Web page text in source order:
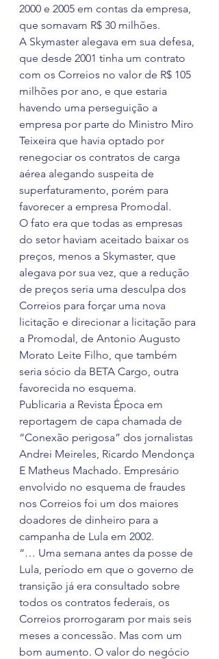
2000 e 2005 em contas da empresa,
que somavam R$ 30 milhões.
A Skymaster alegava em sua defesa,
que desde 2001 tinha um contrato
com os Correios no valor de R$ 105
milhões por ano, e que estaria
havendo uma perseguição a
empresa por parte do Ministro Miro
Teixeira que havia optado por
renegociar os contratos de carga
aérea alegando suspeita de
superfaturamento, porém para
favorecer a empresa Promodal.
O fato era que todas as empresas
do setor haviam aceitado baixar os
preços, menos a Skymaster, que
alegava por sua vez, que a redução
de preços seria uma desculpa dos
Correios para forçar uma nova
licitação e direcionar a licitação para
a Promodal, de Antonio Augusto
Morato Leite Filho, que também
seria sócio da BETA Cargo, outra
favorecida no esquema.
Publicaria a Revista Época em
reportagem de capa chamada de
“Conexão perigosa” dos jornalistas
Andrei Meireles, Ricardo Mendonça
E Matheus Machado. Empresário
envolvido no esquema de fraudes
nos Correios foi um dos maiores
doadores de dinheiro para a
campanha de Lula em 2002.
“… Uma semana antes da posse de
Lula, período em que o governo de
transição já era consultado sobre
todos os contratos federais, os
Correios prorrogaram por mais seis
meses a concessão. Mas com um
bom aumento. O valor do negócio